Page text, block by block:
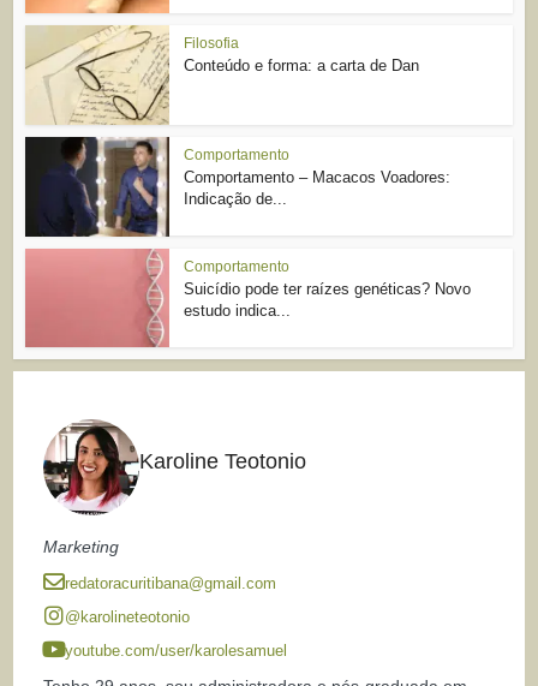
Filosofia
Conteúdo e forma: a carta de Dan
Comportamento
Comportamento – Macacos Voadores:
Indicação de...
Comportamento
Suicídio pode ter raízes genéticas? Novo
estudo indica...
Karoline Teotonio
Marketing
redatoracuritibana@gmail.com
@karolineteotonio
youtube.com/user/karolesamuel